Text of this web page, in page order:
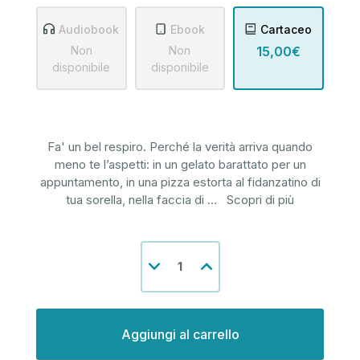
Audiobook
Non
disponibile
Ebook
Non
disponibile
Cartaceo
15,00€
Fa' un bel respiro. Perché la verità arriva quando
meno te l’aspetti: in un gelato barattato per un
appuntamento, in una pizza estorta al fidanzatino di
tua sorella, nella faccia di ... Scopri di più
Diminuisci
la
di
Aumenta
la
di